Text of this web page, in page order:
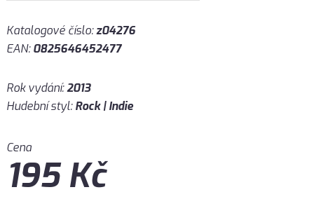
Katalogové číslo:z04276
EAN:0825646452477
Rok vydání:2013
Hudební styl:Rock | Indie
Cena
195Kč